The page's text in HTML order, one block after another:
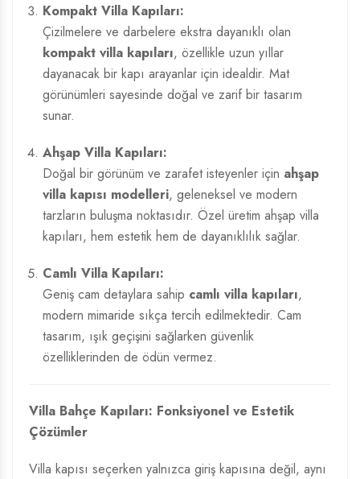
Kompakt Villa Kapıları:
Çizilmelere ve darbelere ekstra dayanıklı olan
kompakt villa kapıları, özellikle uzun yıllar
dayanacak bir kapı arayanlar için idealdir. Mat
görünümleri sayesinde doğal ve zarif bir tasarım
sunar.
Ahşap Villa Kapıları:
Doğal bir görünüm ve zarafet isteyenler için ahşap
villa kapısı modelleri, geleneksel ve modern
tarzların buluşma noktasıdır. Özel üretim ahşap villa
kapıları, hem estetik hem de dayanıklılık sağlar.
Camlı Villa Kapıları:
Geniş cam detaylara sahip camlı villa kapıları,
modern mimaride sıkça tercih edilmektedir. Cam
tasarım, ışık geçişini sağlarken güvenlik
özelliklerinden de ödün vermez.
Villa Bahçe Kapıları: Fonksiyonel ve Estetik
Çözümler
Villa kapısı seçerken yalnızca giriş kapısına değil, aynı